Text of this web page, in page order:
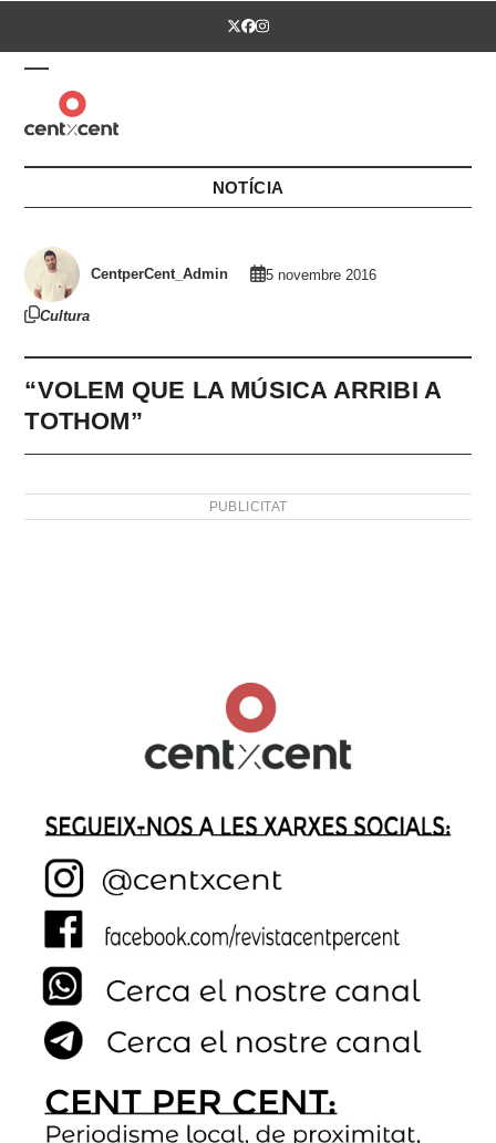
Twitter
Facebook
Instagram
Open
mobile
menu
Close
mobile
menu
NOTÍCIA
CentperCent_Admin 5 novembre 2016
Cultura
“VOLEM QUE LA MÚSICA ARRIBI A
TOTHOM”
PUBLICITAT